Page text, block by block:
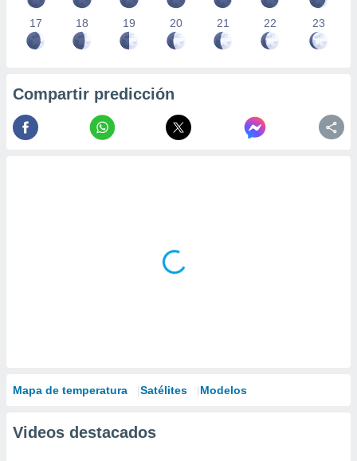
17 18 19 20 21 22 23
Compartir predicción
Mapa de temperatura Satélites Modelos
Videos destacados